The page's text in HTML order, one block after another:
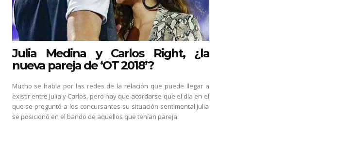
Julia Medina y Carlos Right, ¿la
nueva pareja de ‘OT 2018’?
Mucho se habla por las redes de la relación que puede llegar a
existir entre Julia y Carlos, pero hay que acordarse que el día en el
que se preguntó a los concursantes su situación sentimental Julia
se posicionó en el bando de aquellos que tenían pareja.